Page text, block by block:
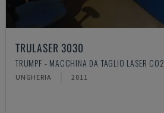
TRULASER 3030
TRUMPF - MACCHINA DA TAGLIO LASER CO2
UNGHERIA 2011